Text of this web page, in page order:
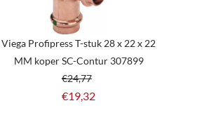
Viega Profipress T-stuk 28 x 22 x 22
MM koper SC-Contur 307899
€24,77
€19,32